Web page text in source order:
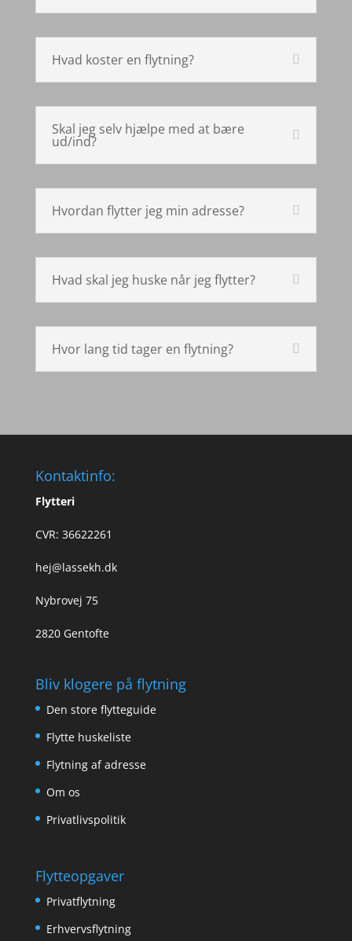
Hvad koster en flytning?
Skal jeg selv hjælpe med at bære
ud/ind?
Hvordan flytter jeg min adresse?
Hvad skal jeg huske når jeg flytter?
Hvor lang tid tager en flytning?
Kontaktinfo:
Flytteri
CVR: 36622261
hej@lassekh.dk
Nybrovej 75
2820 Gentofte
Bliv klogere på flytning
Den store flytteguide
Flytte huskeliste
Flytning af adresse
Om os
Privatlivspolitik
Flytteopgaver
Privatflytning
Erhvervsflytning